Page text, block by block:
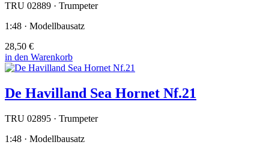
TRU 02889 · Trumpeter
1:48 · Modellbausatz
28,50 €
in den Warenkorb
De Havilland Sea Hornet Nf.21
TRU 02895 · Trumpeter
1:48 · Modellbausatz